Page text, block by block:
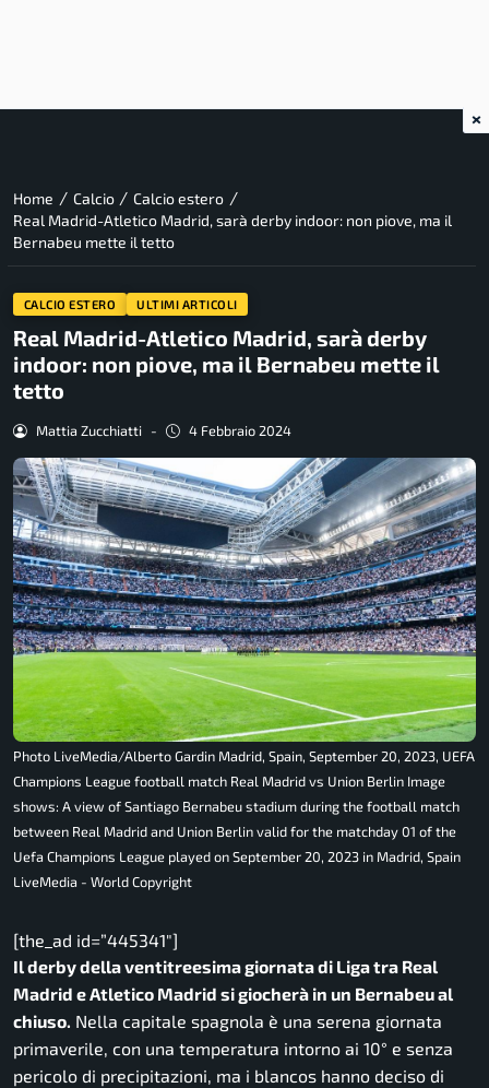
Home / Calcio / Calcio estero /
Real Madrid-Atletico Madrid, sarà derby indoor: non piove, ma il
Bernabeu mette il tetto
CALCIO ESTERO ULTIMI ARTICOLI
Real Madrid-Atletico Madrid, sarà derby
indoor: non piove, ma il Bernabeu mette il
tetto
Mattia Zucchiatti - 4 Febbraio 2024
Photo LiveMedia/Alberto Gardin Madrid, Spain, September 20, 2023, UEFA
Champions League football match Real Madrid vs Union Berlin Image
shows: A view of Santiago Bernabeu stadium during the football match
between Real Madrid and Union Berlin valid for the matchday 01 of the
Uefa Champions League played on September 20, 2023 in Madrid, Spain
LiveMedia - World Copyright
[the_ad id=”445341″]
Il derby della ventitreesima giornata di Liga tra Real
Madrid e Atletico Madrid si giocherà in un Bernabeu al
chiuso. Nella capitale spagnola è una serena giornata
primaverile, con una temperatura intorno ai 10° e senza
pericolo di precipitazioni, ma i blancos hanno deciso di
×